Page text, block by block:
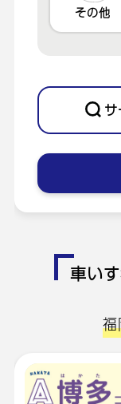
その他
車い